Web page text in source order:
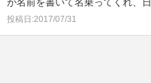
投稿日:2017/07/31